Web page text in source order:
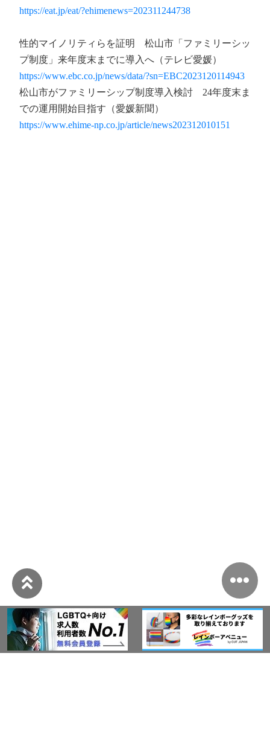
https://eat.jp/eat/?ehimenews=202311244738
性的マイノリティらを証明 松山市「ファミリーシッ
プ制度」来年度末までに導入へ（テレビ愛媛）
https://www.ebc.co.jp/news/data/?sn=EBC2023120114943
松山市がファミリーシップ制度導入検討 24年度末ま
での運用開始目指す（愛媛新聞）
https://www.ehime-np.co.jp/article/news202312010151